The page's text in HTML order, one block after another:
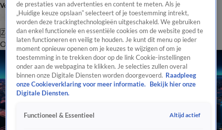
Volg Hart van Nederland
Zoeken
OverzichtRegioUitzendingenWeerTip de redactiePanelVideo's
de prestaties van advertenties en content te meten. Als je
„Huidige keuze opslaan” selecteert of je toestemming intrekt,
worden deze trackingtechnologieën uitgeschakeld. We gebruiken
dan enkel functionele en essentiële cookies om de website goed te
laten functioneren en veilig te houden. Je kunt dit menu op ieder
moment opnieuw openen om je keuzes te wijzigen of om je
toestemming in te trekken door op de link Cookie-instellingen
onder aan de webpagina te klikken. Je selecties zullen overal
binnen onze Digitale Diensten worden doorgevoerd. Raadpleeg
onze Cookieverklaring voor meer informatie.
Bekijk hier onze
Digitale Diensten.
Functioneel & Essentieel Altijd actief